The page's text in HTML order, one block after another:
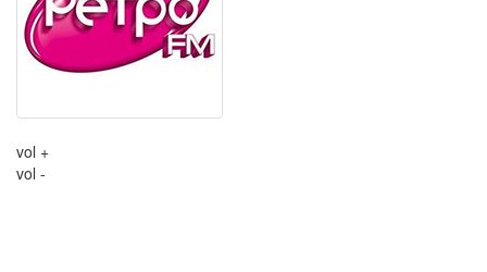
vol +
vol -